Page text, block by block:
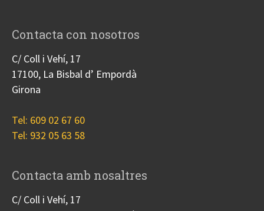
Contacta con nosotros
C/ Coll i Vehí, 17
17100, La Bisbal d’ Empordà
Girona
Tel: 609 02 67 60
Tel: 932 05 63 58
Contacta amb nosaltres
C/ Coll i Vehí, 17